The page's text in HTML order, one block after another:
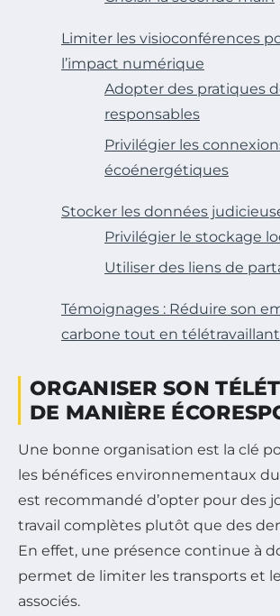
Limiter les visioconférences
l’impact numérique
Adopter des pratiques
responsables
Privilégier les
écoénergétiques
Stocker les données
Privilégier le stockage
Utiliser des liens de
Témoignages : Réduire son
carbone tout en télétravaillant
ORGANISER SON
DE MANIÈRE
Une bonne organisation est la clé
les bénéfices environnementaux du
est recommandé d’opter pour des
travail complètes plutôt que des
En effet, une présence continue à
permet de limiter les transports et
associés.